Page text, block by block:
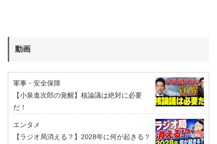
動画
軍事・安全保障
【小泉進次郎の覚醒】核論議は絶対に必要
だ！
エンタメ
【ラジオ局消える？】2028年に何が起きる？